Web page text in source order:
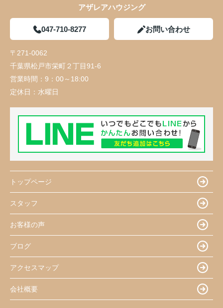
アザレアハウジング
047-710-8277 お問い合わせ
〒271-0062
千葉県松戸市栄町２丁目91-6
営業時間： 9：00～18:00
定休日： 水曜日
トップページ
スタッフ
お客様の声
ブログ
アクセスマップ
会社概要